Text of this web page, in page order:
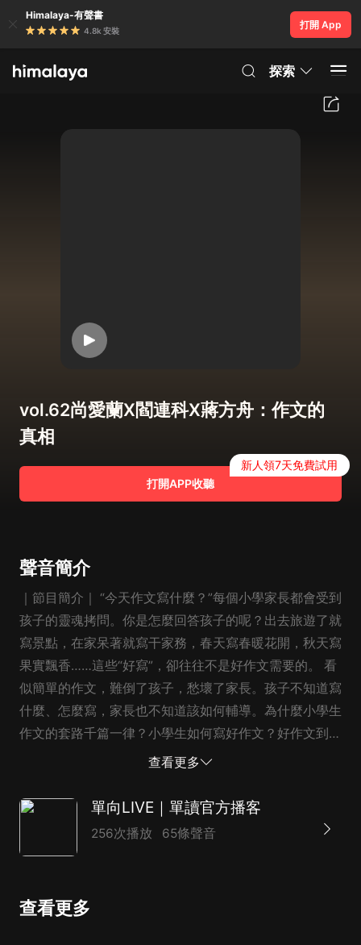
Himalaya-有聲書
4.8k 安裝
打開 App
探索
vol.62尚愛蘭X閻連科X蔣方舟：作文的
真相
打開APP收聽
新人領7天免費試用
聲音簡介
｜節目簡介｜ “今天作文寫什麼？”每個小學家長都會受到
孩子的靈魂拷問。你是怎麼回答孩子的呢？出去旅遊了就
寫景點，在家呆著就寫干家務，春天寫春暖花開，秋天寫
果實飄香……這些“好寫”，卻往往不是好作文需要的。 看
似簡單的作文，難倒了孩子，愁壞了家長。孩子不知道寫
什麼、怎麼寫，家長也不知道該如何輔導。為什麼小學生
作文的套路千篇一律？小學生如何寫好作文？好作文到底
什麼樣？ 知名作家蔣方舟的媽媽尚愛蘭，結合培養女兒
撰寫了一本作文指導書《作文課》。 尚愛蘭老師倡導健
康的作文理念，觀察不同孩子的不同狀態對症下藥；直擊
識，珍視孩子的語言表達潛力與才華。 本期單向live，尚
查看更多
單向LIVE｜單讀官方播客
256次播放 65條聲音
查看更多